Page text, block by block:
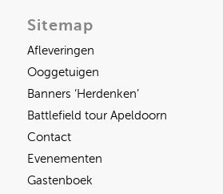
Sitemap
Afleveringen
Ooggetuigen
Banners ‘Herdenken’
Battlefield tour Apeldoorn
Contact
Evenementen
Gastenboek